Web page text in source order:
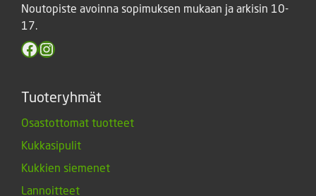
Noutopiste avoinna sopimuksen mukaan ja arkisin 10-
17.
Facebook
Instagram
Tuoteryhmät
Osastottomat tuotteet
Kukkasipulit
Kukkien siemenet
Lannoitteet